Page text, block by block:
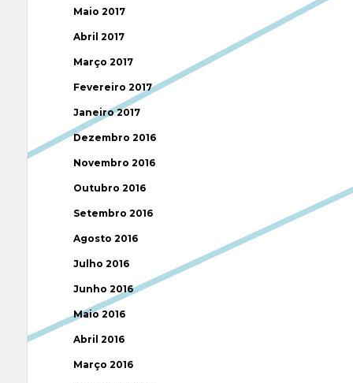
Maio 2017
Abril 2017
Março 2017
Fevereiro 2017
Janeiro 2017
Dezembro 2016
Novembro 2016
Outubro 2016
Setembro 2016
Agosto 2016
Julho 2016
Junho 2016
Maio 2016
Abril 2016
Março 2016